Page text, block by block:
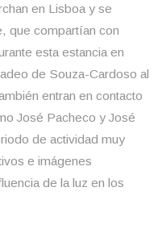
en Lisboa y se
que compartían con
esta estancia en
de Souza-Cardoso al
entran en contacto
José Pacheco y José
de actividad muy
e imágenes
de la luz en los